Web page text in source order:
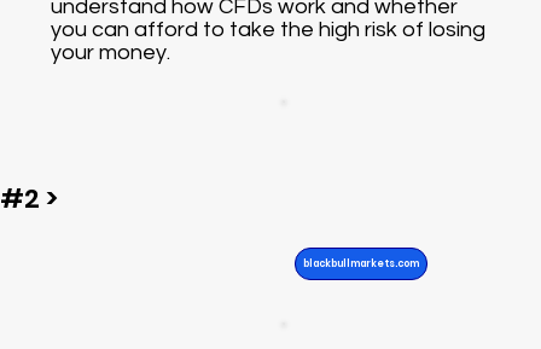
understand how CFDs work and whether
you can afford to take the high risk of losing
your money.
blackbullmarkets.com
#2 >